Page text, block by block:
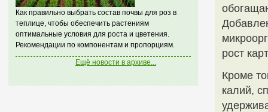
Как правильно выбрать состав почвы для роз в
теплице, чтобы обеспечить растениям
оптимальные условия для роста и цветения.
Рекомендации по компонентам и пропорциям.
Ещё новости в архиве...
рост
Кроме
калий,